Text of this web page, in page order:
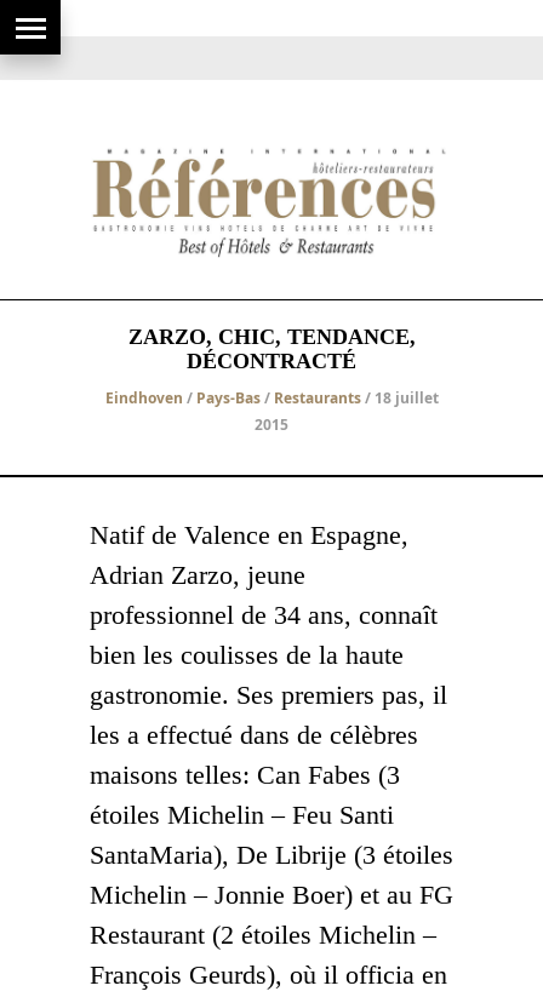
ZARZO, CHIC, TENDANCE,
DÉCONTRACTÉ
Eindhoven / Pays-Bas/ Restaurants/ 18 juillet
2015
Natif de Valence en Espagne,
Adrian Zarzo, jeune
professionnel de 34 ans, connaît
bien les coulisses de la haute
gastronomie. Ses premiers pas, il
les a effectué dans de célèbres
maisons telles: Can Fabes (3
étoiles Michelin – Feu Santi
SantaMaria), De Librije (3 étoiles
Michelin – Jonnie Boer) et au FG
Restaurant (2 étoiles Michelin –
François Geurds), où il officia en